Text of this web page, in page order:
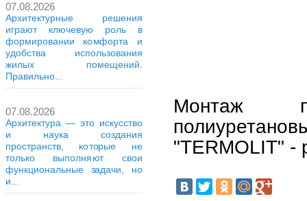
07.08.2026
Архитектурные решения
играют ключевую роль в
формировании комфорта и
удобства использования
жилых помещений.
Правильно...
07.08.2026
Архитектура — это искусство
и наука создания
пространств, которые не
только выполняют свои
функциональные задачи, но
и...
Монтаж
"TERMOLIT" -